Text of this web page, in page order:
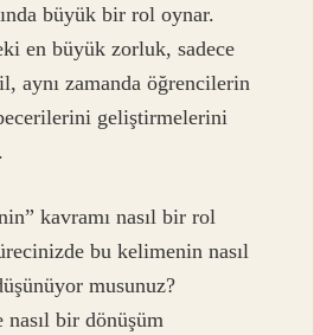
büyük bir rol oynar.
en büyük zorluk, sadece
aynı zamanda öğrencilerin
geliştirmelerini
kavramı nasıl bir rol
bu kelimenin nasıl
musunuz?
bir dönüşüm